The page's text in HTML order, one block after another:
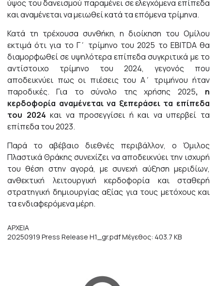
ύψος του δανεισμού παραμένει σε ελεγχόμενα επίπεδα
και αναμένεται να μειωθεί κατά τα επόμενα τρίμηνα.
Κατά τη τρέχουσα συνθήκη, η διοίκηση του Ομίλου
εκτιμά ότι για το Γ΄ τρίμηνο του 2025 το EBITDA θα
διαμορφωθεί σε υψηλότερα επίπεδα συγκριτικά με το
αντίστοιχο τρίμηνο του 2024, γεγονός που
αποδεικνύει πως οι πιέσεις του Α΄ τριμήνου ήταν
παροδικές. Για το σύνολο της χρήσης 2025, η
κερδοφορία αναμένεται να ξεπεράσει τα επίπεδα
του 2024 και να προσεγγίσει ή και να υπερβεί τα
επίπεδα του 2023.
Παρά το αβέβαιο διεθνές περιβάλλον, ο Όμιλος
Πλαστικά Θράκης συνεχίζει να αποδεικνύει την ισχυρή
του θέση στην αγορά, με συνεχή αύξηση μεριδίων,
ανθεκτική λειτουργική κερδοφορία και σταθερή
στρατηγική δημιουργίας αξίας για τους μετόχους και
τα ενδιαφερόμενα μέρη.
ΑΡΧΕΙΑ
20250919 Press Release H1_gr.pdfΜέγεθος: 403.7 KB